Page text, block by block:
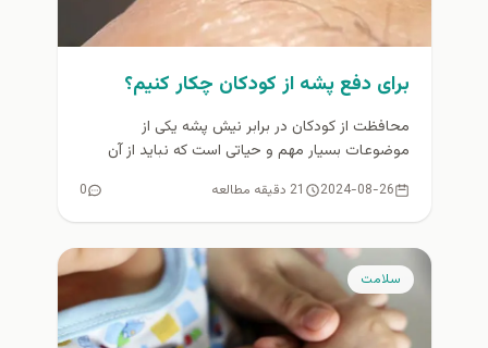
برای دفع پشه از کودکان چکار کنیم؟
محافظت از کودکان در برابر نیش پشه یکی از
موضوعات بسیار مهم و حیاتی است که نباید از آن
2024-08-26 21 دقیقه مطالعه 0
سلامت